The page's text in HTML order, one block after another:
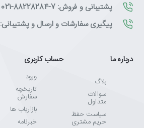
پشتیبانی و فروش: 7-88228284-021
پیگیری سفارشات و ارسال و پشتیبانی: 09121759502
درباره ما
بلاگ
سوالات
متداول
سیاست حفظ
حریم مشتری
حساب کاربری
ورود
تاریخچه
سفارش
بازاریاب ها
خبرنامه